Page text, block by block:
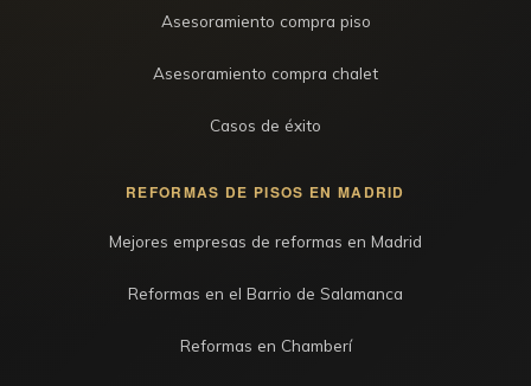
Asesoramiento compra piso
Asesoramiento compra chalet
Casos de éxito
REFORMAS DE PISOS EN MADRID
Mejores empresas de reformas en Madrid
Reformas en el Barrio de Salamanca
Reformas en Chamberí